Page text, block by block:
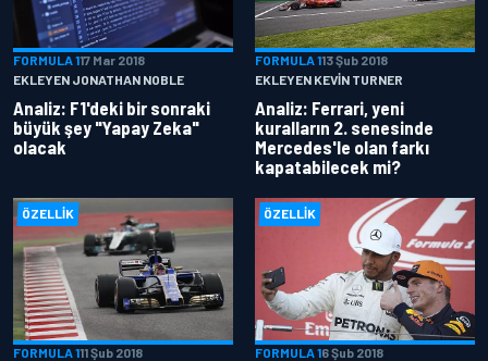
FORMULA 117 Mar 2018
EKLEYEN JONATHAN NOBLE
Analiz: F1'deki bir sonraki
büyük şey "Yapay Zeka"
olacak
FORMULA 113 Şub 2018
EKLEYEN KEVIN TURNER
Analiz: Ferrari, yeni
kuralların 2. senesinde
Mercedes'le olan farkı
kapatabilecek mi?
ÖZELLIK
FORMULA 111 Şub 2018
ÖZELLIK
FORMULA 16 Şub 2018